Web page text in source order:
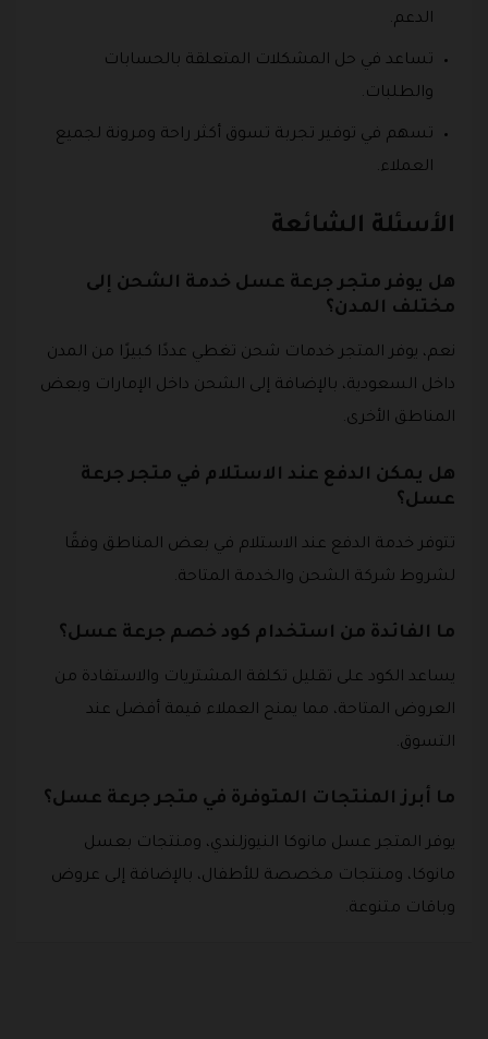
الدعم.
تساعد في حل المشكلات المتعلقة بالحسابات
والطلبات.
تسهم في توفير تجربة تسوق أكثر راحة ومرونة لجميع
العملاء.
الأسئلة الشائعة
هل يوفر متجر جرعة عسل خدمة الشحن إلى
مختلف المدن؟
نعم، يوفر المتجر خدمات شحن تغطي عددًا كبيرًا من المدن
داخل السعودية، بالإضافة إلى الشحن داخل الإمارات وبعض
المناطق الأخرى.
هل يمكن الدفع عند الاستلام في متجر جرعة
عسل؟
تتوفر خدمة الدفع عند الاستلام في بعض المناطق وفقًا
لشروط شركة الشحن والخدمة المتاحة.
ما الفائدة من استخدام كود خصم جرعة عسل؟
يساعد الكود على تقليل تكلفة المشتريات والاستفادة من
العروض المتاحة، مما يمنح العملاء قيمة أفضل عند
التسوق.
ما أبرز المنتجات المتوفرة في متجر جرعة عسل؟
يوفر المتجر عسل مانوكا النيوزلندي، ومنتجات بعسل
مانوكا، ومنتجات مخصصة للأطفال، بالإضافة إلى عروض
وباقات متنوعة.